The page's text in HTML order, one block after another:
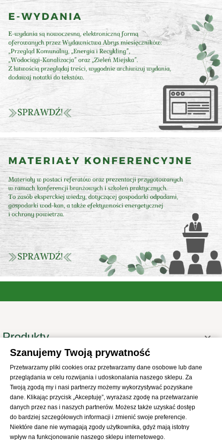
Produkty 
Informacje
Twoje konto 
Informacje o sklepie
Szanujemy Twoją prywatność
Przetwarzamy pliki cookies oraz przetwarzamy dane osobowe lub dane
przeglądania w celu rozwijania i udoskonalania naszego sklepu. Za
Twoją zgodą my i nasi partnerzy możemy wykorzystywać pozyskane
dane. Klikając przycisk „Akceptuję”, wyrażasz zgodę na przetwarzanie
danych przez nas i naszych partnerów. Możesz także uzyskać dostęp
do bardziej szczegółowych informacji i zmienić swoje preferencje.
Niektóre dane nie wymagają zgody użytkownika, gdyż mają istotny
wpływ na funkcjonowanie naszego sklepu internetowego.
© 2021SKLEP AbrysAll Rights Reserved